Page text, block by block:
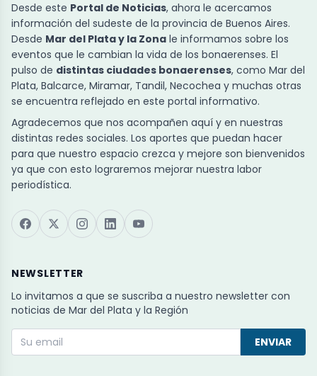
Desde este Portal de Noticias, ahora le acercamos
información del sudeste de la provincia de Buenos Aires.
Desde Mar del Plata y la Zona le informamos sobre los
eventos que le cambian la vida de los bonaerenses. El
pulso de distintas ciudades bonaerenses, como Mar del
Plata, Balcarce, Miramar, Tandil, Necochea y muchas otras
se encuentra reflejado en este portal informativo.
Agradecemos que nos acompañen aquí y en nuestras
distintas redes sociales. Los aportes que puedan hacer
para que nuestro espacio crezca y mejore son bienvenidos
ya que con esto lograremos mejorar nuestra labor
periodística.
NEWSLETTER
Lo invitamos a que se suscriba a nuestro newsletter con
noticias de Mar del Plata y la Región
ENVIAR